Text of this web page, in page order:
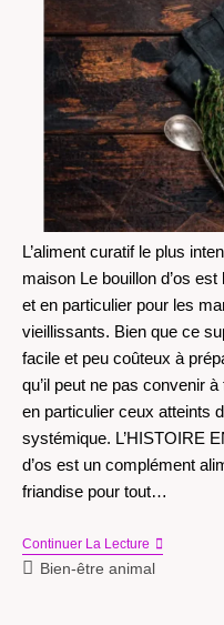
L’aliment curatif le plus
maison Le bouillon d’os
et en particulier pour les
vieillissants. Bien que ce
facile et peu coûteux à
qu’il peut ne pas convenir
en particulier ceux atteints
systémique. L’HISTOIRE
d’os est un complément
friandise pour tout…
Continuer La Lecture
Bien-être animal